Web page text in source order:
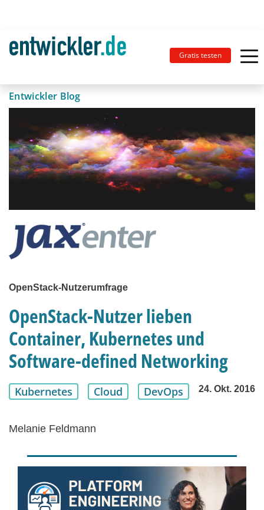
Gratis testen
Entwickler Blog
OpenStack-Nutzerumfrage
OpenStack-Nutzer lieben
Container, Kubernetes und
Software-defined Networking
Kubernetes Cloud DevOps 24. Okt. 2016
Melanie Feldmann